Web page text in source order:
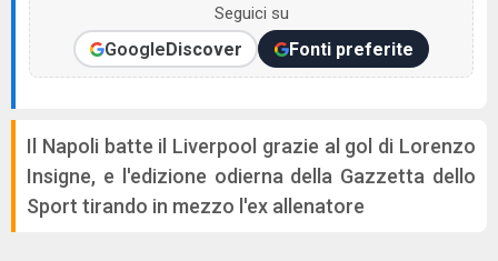
Seguici su
GoogleDiscover Fonti preferite
Il Napoli batte il Liverpool grazie al gol di Lorenzo
Insigne, e l'edizione odierna della Gazzetta dello
Sport tirando in mezzo l'ex allenatore